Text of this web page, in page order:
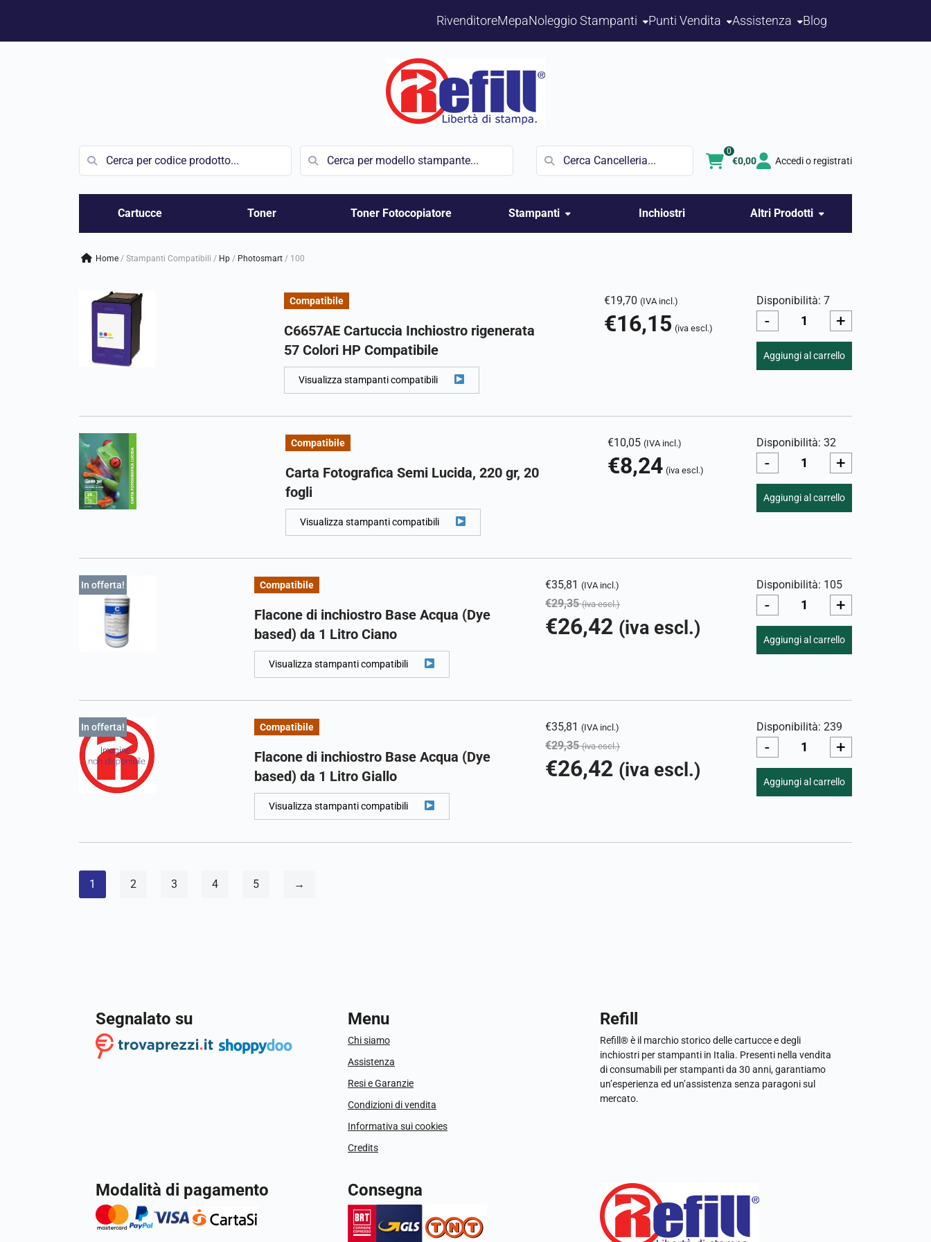
RivenditoreMepaNoleggio Stampanti Punti Vendita Assistenza Blog
Vai
€0,00
0
Accedi o registrati
Cartucce Toner Toner Fotocopiatore Stampanti Inchiostri Altri Prodotti
Home / Stampanti Compatibili / hp / photosmart / 100
Compatibile
C6657AE Cartuccia Inchiostro rigenerata
57 Colori HP Compatibile
Visualizza stampanti compatibili
€19,70 (IVA incl.)
€16,15 (iva escl.)
Disponibilità: 7
- +
Aggiungi al carrello
Compatibile
Carta Fotografica Semi Lucida, 220 gr, 20
fogli
Visualizza stampanti compatibili
€10,05 (IVA incl.)
€8,24 (iva escl.)
Disponibilità: 32
- +
Aggiungi al carrello
In offerta! Compatibile
Flacone di inchiostro Base Acqua (Dye
based) da 1 Litro Ciano
Visualizza stampanti compatibili
€35,81 (IVA incl.)
€29,35 (iva escl.)
€26,42 (iva escl.)
Disponibilità: 105
- +
Aggiungi al carrello
In offerta! Compatibile
Flacone di inchiostro Base Acqua (Dye
based) da 1 Litro Giallo
Visualizza stampanti compatibili
€35,81 (IVA incl.)
€29,35 (iva escl.)
€26,42 (iva escl.)
Disponibilità: 239
- +
Aggiungi al carrello
1 2 3 4 5 →
Segnalato su Menu
Chi siamo
Assistenza
Resi e Garanzie
Condizioni di vendita
Informativa sui cookies
Credits
Refill
Refill® è il marchio storico delle cartucce e degli
inchiostri per stampanti in Italia. Presenti nella vendita
di consumabili per stampanti da 30 anni, garantiamo
un’esperienza ed un’assistenza senza paragoni sul
mercato.
Modalità di pagamento Consegna